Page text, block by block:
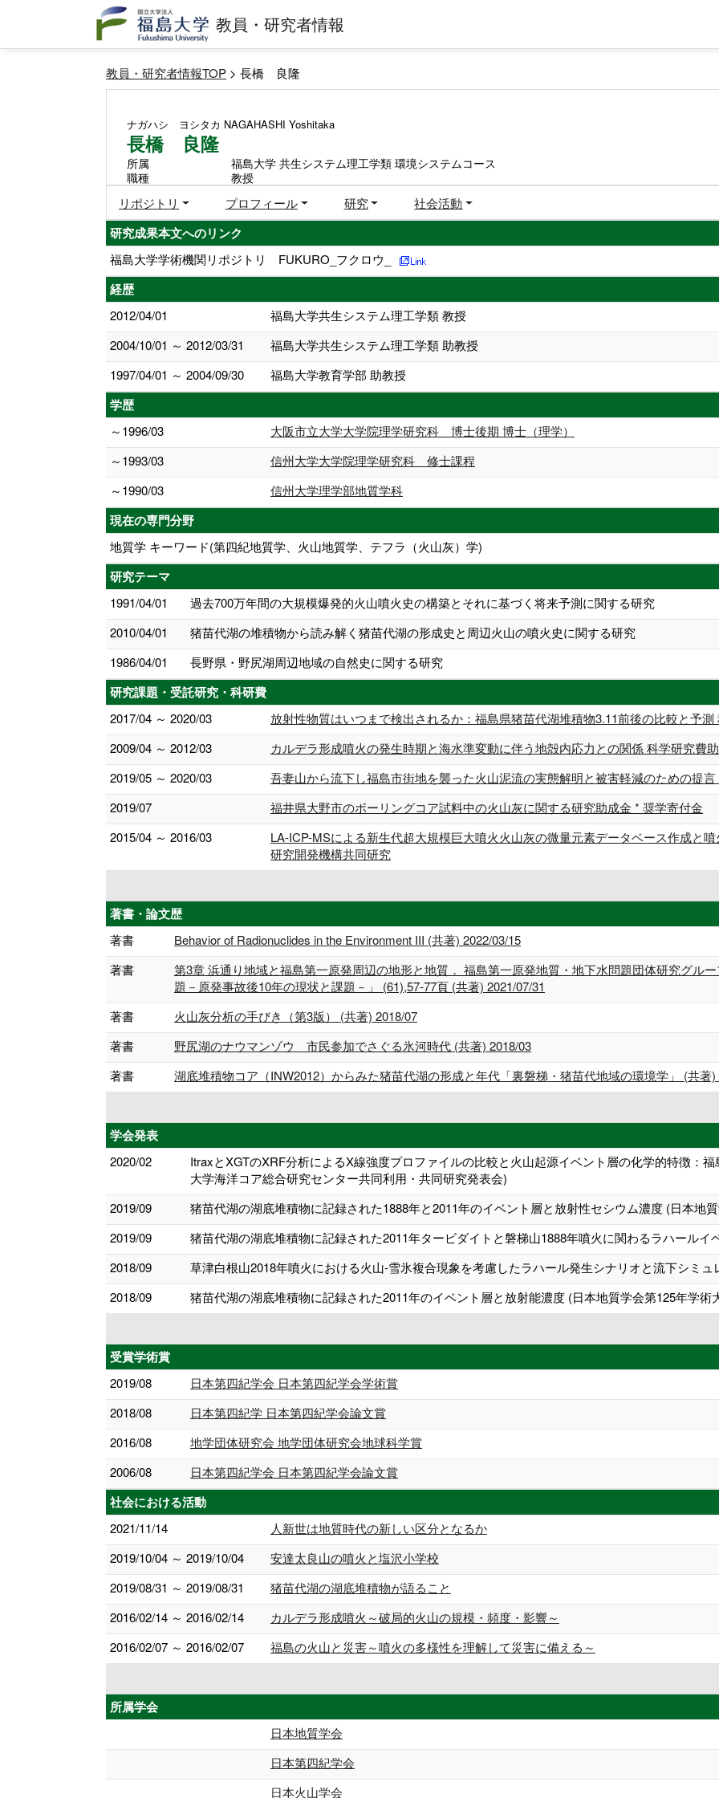
教員・研究者情報
教員・研究者情報TOP > 長橋 良隆
ナガハシ ヨシタカ NAGAHASHI Yoshitaka
長橋 良隆
所属
福島大学 共生システム理工学類 環境システムコース
職種
教授
リポジトリ プロフィール 研究 社会活動
研究成果本文へのリンク
福島大学学術機関リポジトリ FUKURO_フクロウ_
経歴
2012/04/01
福島大学共生システム理工学類 教授
2004/10/01 ～ 2012/03/31
福島大学共生システム理工学類 助教授
1997/04/01 ～ 2004/09/30
福島大学教育学部 助教授
学歴
～1996/03
大阪市立大学大学院理学研究科 博士後期 博士（理学）
～1993/03
信州大学大学院理学研究科 修士課程
～1990/03
信州大学理学部地質学科
現在の専門分野
地質学 キーワード(第四紀地質学、火山地質学、テフラ（火山灰）学)
研究テーマ
1991/04/01
過去700万年間の大規模爆発的火山噴火史の構築とそれに基づく将来予測に関する研究
2010/04/01
猪苗代湖の堆積物から読み解く猪苗代湖の形成史と周辺火山の噴火史に関する研究
1986/04/01
長野県・野尻湖周辺地域の自然史に関する研究
研究課題・受託研究・科研費
2017/04 ～ 2020/03
放射性物質はいつまで検出されるか：福島県猪苗代湖堆積物3.11前後の比較と予
2009/04 ～ 2012/03
カルデラ形成噴火の発生時期と海水準変動に伴う地殻内応力との関係 科学研究費
2019/05 ～ 2020/03
吾妻山から流下し福島市街地を襲った火山泥流の実態解明と被害軽減のための提
2019/07
福井県大野市のボーリングコア試料中の火山灰に関する研究助成金 * 奨学寄付金
2015/04 ～ 2016/03
LA-ICP-MSによる新生代超大規模巨大噴火火山灰の微量元素データベース作成と
研究開発機構共同研究
著書・論文歴
著書
Behavior of Radionuclides in the Environment III (共著) 2022/03/15
著書
第3章 浜通り地域と福島第一原発周辺の地形と地質． 福島第一原発地質・地下水問題団体研究グル
題－原発事故後10年の現状と課題－」 (61),57-77頁 (共著) 2021/07/31
著書
火山灰分析の手びき（第3版） (共著) 2018/07
著書
野尻湖のナウマンゾウ 市民参加でさぐる氷河時代 (共著) 2018/03
著書
湖底堆積物コア（INW2012）からみた猪苗代湖の形成と年代「裏磐梯・猪苗代地域の環境学」 (共著)
学会発表
2020/02
ItraxとXGTのXRF分析によるX線強度プロファイルの比較と火山起源イベント層の化学的特徴：
大学海洋コア総合研究センター共同利用・共同研究発表会)
2019/09
猪苗代湖の湖底堆積物に記録された1888年と2011年のイベント層と放射性セシウム濃度 (日本地
2019/09
猪苗代湖の湖底堆積物に記録された2011年タービダイトと磐梯山1888年噴火に関わるラハールイ
2018/09
草津白根山2018年噴火における火山-雪氷複合現象を考慮したラハール発生シナリオと流下シミ
2018/09
猪苗代湖の湖底堆積物に記録された2011年のイベント層と放射能濃度 (日本地質学会第125年学術
受賞学術賞
2019/08
日本第四紀学会 日本第四紀学会学術賞
2018/08
日本第四紀学 日本第四紀学会論文賞
2016/08
地学団体研究会 地学団体研究会地球科学賞
2006/08
日本第四紀学会 日本第四紀学会論文賞
社会における活動
2021/11/14
人新世は地質時代の新しい区分となるか
2019/10/04 ～ 2019/10/04
安達太良山の噴火と塩沢小学校
2019/08/31 ～ 2019/08/31
猪苗代湖の湖底堆積物が語ること
2016/02/14 ～ 2016/02/14
カルデラ形成噴火～破局的火山の規模・頻度・影響～
2016/02/07 ～ 2016/02/07
福島の火山と災害～噴火の多様性を理解して災害に備える～
所属学会
日本地質学会
日本第四紀学会
日本火山学会